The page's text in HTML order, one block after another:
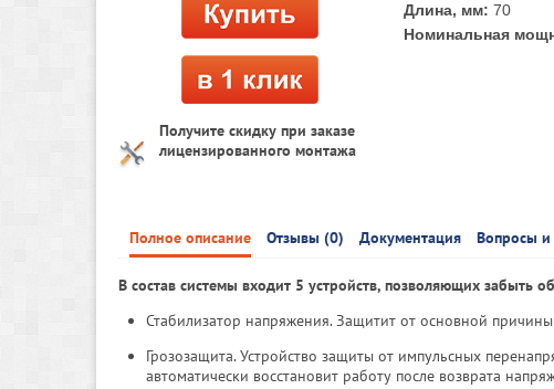
Получите скидку при заказе
лицензированного монтажа
Длина, мм: 70
Номинальная
Полное описание Отзывы (0) Документация Вопросы и
В состав системы входит 5 устройств, позволяющих забыть
Стабилизатор напряжения. Защитит от основной
Грозозащита. Устройство защиты от импульсных
автоматически восстановит работу после возврата